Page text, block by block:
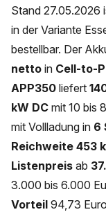
Stand 27.05.2026
in der Variante
bestellbar. Der
netto in Cell-to-
APP350 liefert
kW DC mit 10 bis
mit Vollladung in 6
Reichweite 453
Listenpreis ab
3.000 bis 6.000
Vorteil 94,73